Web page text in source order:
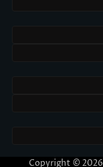
Copyright © 2026